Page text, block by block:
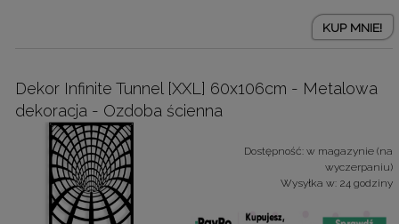
KUP MNIE!
Dekor Infinite Tunnel [XXL] 60x106cm - Metalowa
dekoracja - Ozdoba ścienna
Dostępność: w magazynie (na
wyczerpaniu)
Wysyłka w: 24 godziny